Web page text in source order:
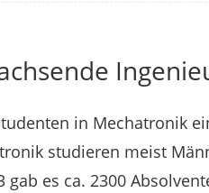
in Mechatronik
studieren meist
es ca. 2300